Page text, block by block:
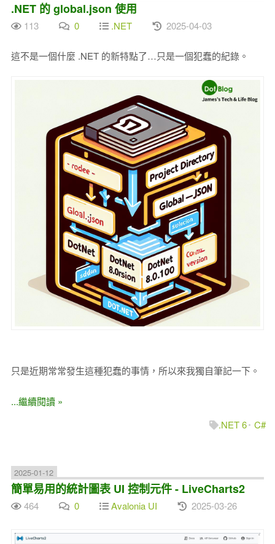
.NET 的 global.json 使用
113 0 .NET 2025-04-03
這不是一個什麼 .NET 的新特點了…只是一個犯蠢的紀錄。
只是近期常常發生這種犯蠢的事情，所以來我獨自筆記一下。
...繼續閱讀 »
.NET 6 C#
2025-01-12
簡單易用的統計圖表 UI 控制元件 - LiveCharts2
464 0 Avalonia UI 2025-03-26